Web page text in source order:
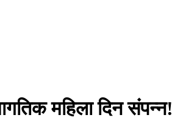
महिला दिन संपन्न!